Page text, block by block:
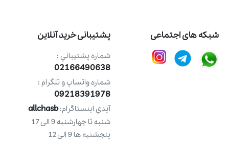
شبکه های اجتماعی پشتیبانی خرید آنلاین
شماره پشتيباني :
02166490638
شماره واتساپ و تلگرام :
09218391978
آيدي اينستاگرام:allchasb
شنبه تا چهارشنبه 9 الی 17
پنجشنبه ها 9 الی 12